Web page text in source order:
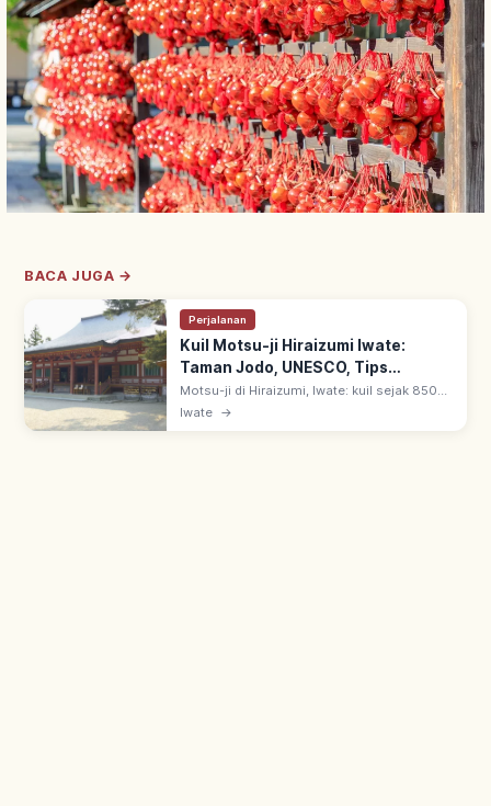
BACA JUGA →
Perjalanan
Kuil Motsu-ji Hiraizumi Iwate:
Taman Jodo, UNESCO, Tips
Berkunjung
Motsu-ji di Hiraizumi, Iwate: kuil sejak 850
oleh Jikaku Daishi Ennin. Taman Jodo gaya
Iwate →